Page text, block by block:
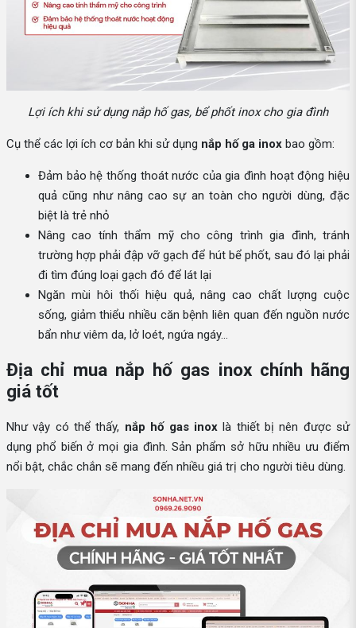
Lợi ích khi sử dụng nắp hố gas, bể phốt inox cho gia đình
Cụ thể các lợi ích cơ bản khi sử dụng nắp hố ga inox bao gồm:
Đảm bảo hệ thống thoát nước của gia đình hoạt động hiệu
quả cũng như nâng cao sự an toàn cho người dùng, đặc
biệt là trẻ nhỏ
Nâng cao tính thẩm mỹ cho công trình gia đình, tránh
trường hợp phải đập vỡ gạch để hút bể phốt, sau đó lại phải
đi tìm đúng loại gạch đó để lát lại
Ngăn mùi hôi thối hiệu quả, nâng cao chất lượng cuộc
sống, giảm thiểu nhiều căn bệnh liên quan đến nguồn nước
bẩn như viêm da, lở loét, ngứa ngáy…
Địa chỉ mua nắp hố gas inox chính hãng
giá tốt
Như vậy có thể thấy, nắp hố gas inoxlà thiết bị nên được sử
dụng phổ biến ở mọi gia đình. Sản phẩm sở hữu nhiều ưu điểm
nổi bật, chắc chắn sẽ mang đến nhiều giá trị cho người tiêu dùng.